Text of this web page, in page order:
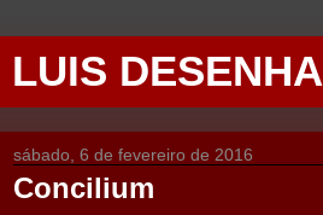
LUIS DESENHA
sábado, 6 de fevereiro de 2016
Concilium